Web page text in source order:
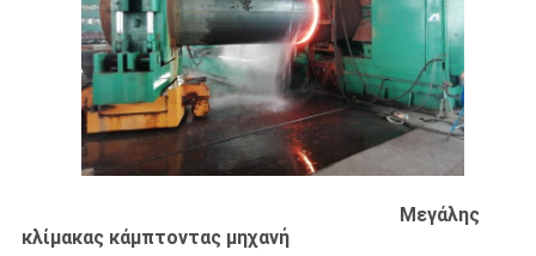
ΌΛΕΣ
ΠΕΡΙΠΤΏΣΕΙΣ
SITEMAP
Μεγάλης
κλίμακας κάμπτοντας μηχανή